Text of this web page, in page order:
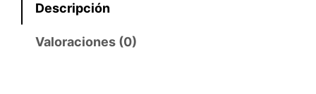
Descripción
Valoraciones (0)